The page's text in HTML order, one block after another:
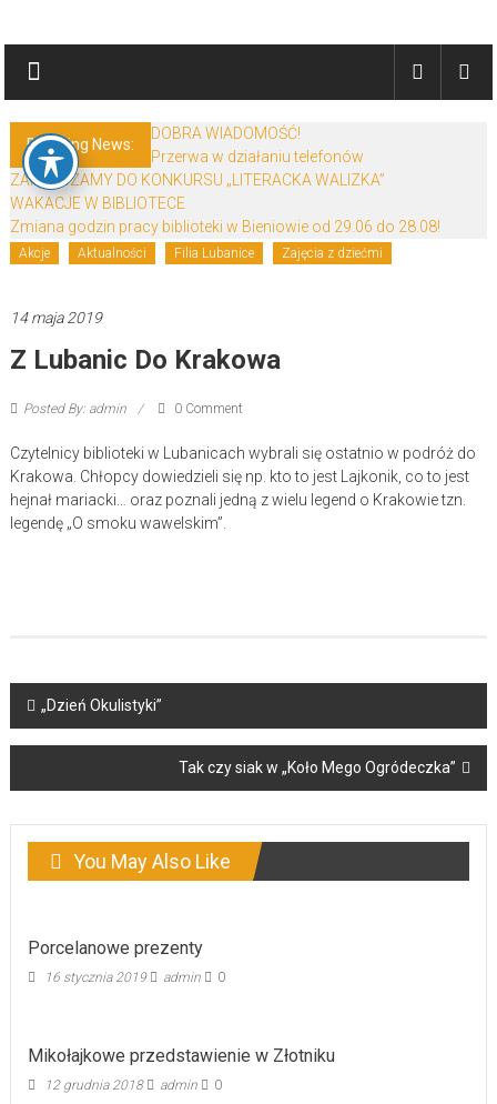
Biblioteki
Gminy
Żary
Biblioteki
Gminy
Żary
to
mieszczący
się
Powiecie
Breaking News:
DOBRA WIADOMOŚĆ!
Przerwa w działaniu telefonów
ZAPRASZAMY DO KONKURSU „LITERACKA WALIZKA”
WAKACJE W BIBLIOTECE
Zmiana godzin pracy biblioteki w Bieniowie od 29.06 do 28.08!
Akcje Aktualności Filia Lubanice Zajęcia z dziećmi
14 maja 2019
Z Lubanic Do Krakowa
Posted By: admin 0 Comment
Czytelnicy biblioteki w Lubanicach wybrali się ostatnio w podróż do
Krakowa. Chłopcy dowiedzieli się np. kto to jest Lajkonik, co to jest
hejnał mariacki… oraz poznali jedną z wielu legend o Krakowie tzn.
legendę „O smoku wawelskim”.
Post
navigation
„Dzień Okulistyki”
Tak czy siak w „Koło Mego Ogródeczka”
You May Also Like
Porcelanowe prezenty
16 stycznia 2019 admin 0
Mikołajkowe przedstawienie w Złotniku
12 grudnia 2018 admin 0